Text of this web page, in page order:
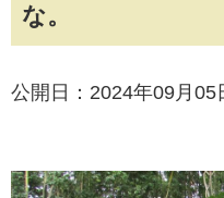
な。
公開日：2024年09月